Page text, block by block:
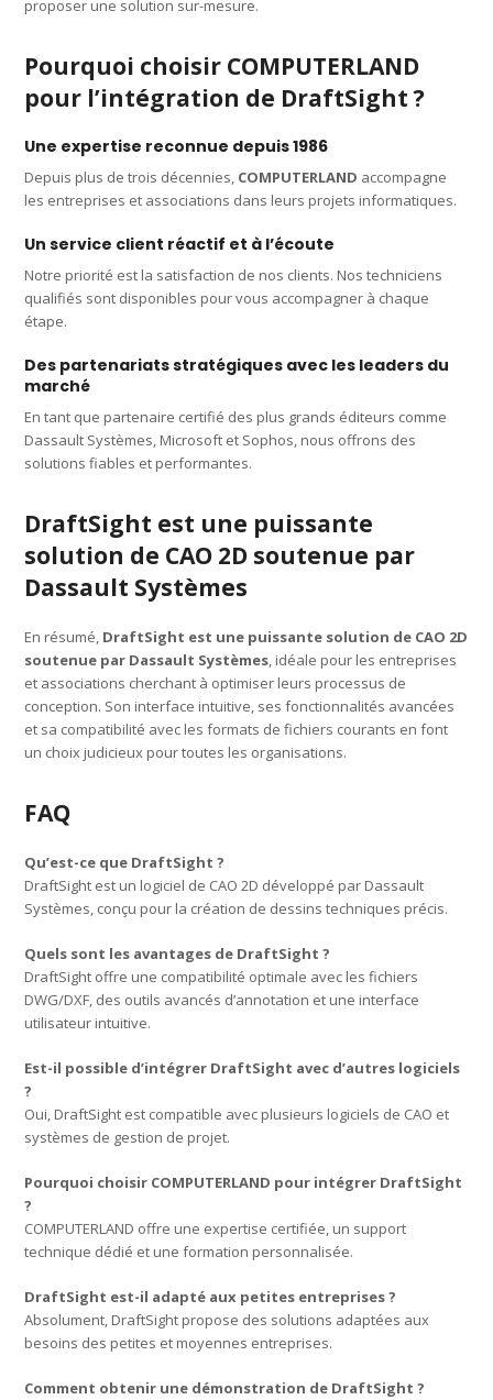
proposer une solution sur-mesure.
Pourquoi choisir COMPUTERLAND
pour l’intégration de DraftSight ?
Une expertise reconnue depuis 1986
Depuis plus de trois décennies, COMPUTERLAND accompagne
les entreprises et associations dans leurs projets informatiques.
Un service client réactif et à l’écoute
Notre priorité est la satisfaction de nos clients. Nos techniciens
qualifiés sont disponibles pour vous accompagner à chaque
étape.
Des partenariats stratégiques avec les leaders du
marché
En tant que partenaire certifié des plus grands éditeurs comme
Dassault Systèmes, Microsoft et Sophos, nous offrons des
solutions fiables et performantes.
DraftSight est une puissante
solution de CAO 2D soutenue par
Dassault Systèmes
En résumé, DraftSight est une puissante solution de CAO 2D
soutenue par Dassault Systèmes, idéale pour les entreprises
et associations cherchant à optimiser leurs processus de
conception. Son interface intuitive, ses fonctionnalités avancées
et sa compatibilité avec les formats de fichiers courants en font
un choix judicieux pour toutes les organisations.
FAQ
Qu’est-ce que DraftSight ?
DraftSight est un logiciel de CAO 2D développé par Dassault
Systèmes, conçu pour la création de dessins techniques précis.
Quels sont les avantages de DraftSight ?
DraftSight offre une compatibilité optimale avec les fichiers
DWG/DXF, des outils avancés d’annotation et une interface
utilisateur intuitive.
Est-il possible d’intégrer DraftSight avec d’autres logiciels
?
Oui, DraftSight est compatible avec plusieurs logiciels de CAO et
systèmes de gestion de projet.
Pourquoi choisir COMPUTERLAND pour intégrer DraftSight
?
COMPUTERLAND offre une expertise certifiée, un support
technique dédié et une formation personnalisée.
DraftSight est-il adapté aux petites entreprises ?
Absolument, DraftSight propose des solutions adaptées aux
besoins des petites et moyennes entreprises.
Comment obtenir une démonstration de DraftSight ?